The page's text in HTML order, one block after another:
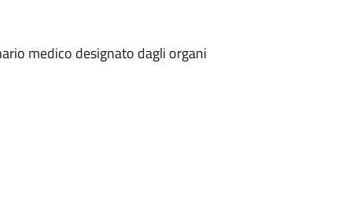
medico designato dagli organi